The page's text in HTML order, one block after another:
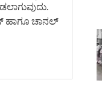
ಹಾಗೂ ಚಾನಲ್